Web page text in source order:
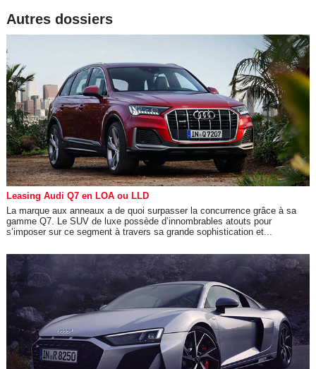
Autres dossiers
Leasing Audi Q7 en LOA ou LLD
La marque aux anneaux a de quoi surpasser la concurrence grâce à sa
gamme Q7. Le SUV de luxe possède d’innombrables atouts pour
s’imposer sur ce segment à travers sa grande sophistication et...